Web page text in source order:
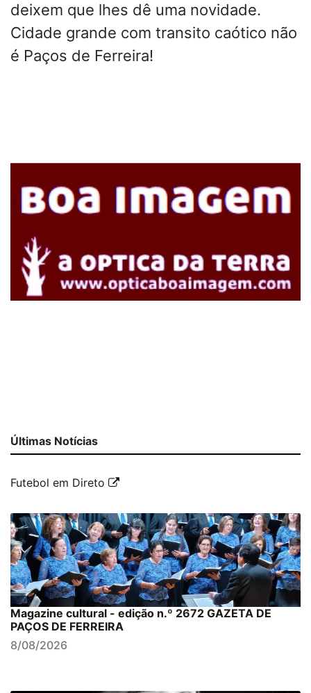
deixem que lhes dê uma novidade.
Cidade grande com transito caótico não
é Paços de Ferreira!
Últimas Notícias
Futebol em Direto
Magazine cultural - edição n.º 2672 GAZETA DE
PAÇOS DE FERREIRA
8/08/2026